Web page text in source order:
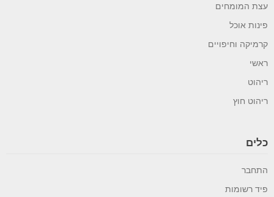
עצת המומחים
פינות אוכל
קרמיקה וחיפויים
ראשי
ריהוט
ריהוט חוץ
כלים
התחבר
פיד רשומות